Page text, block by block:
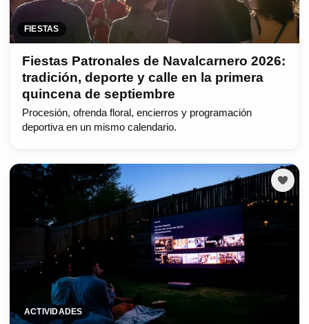
FIESTAS
Fiestas Patronales de Navalcarnero 2026:
tradición, deporte y calle en la primera
quincena de septiembre
Procesión, ofrenda floral, encierros y programación
deportiva en un mismo calendario.
ACTIVIDADES